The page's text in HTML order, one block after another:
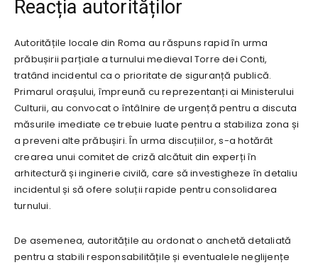
Reacția autorităților
Autoritățile locale din Roma au răspuns rapid în urma
prăbușirii parțiale a turnului medieval Torre dei Conti,
tratând incidentul ca o prioritate de siguranță publică.
Primarul orașului, împreună cu reprezentanți ai Ministerului
Culturii, au convocat o întâlnire de urgență pentru a discuta
măsurile imediate ce trebuie luate pentru a stabiliza zona și
a preveni alte prăbușiri. În urma discuțiilor, s-a hotărât
crearea unui comitet de criză alcătuit din experți în
arhitectură și inginerie civilă, care să investigheze în detaliu
incidentul și să ofere soluții rapide pentru consolidarea
turnului.
De asemenea, autoritățile au ordonat o anchetă detaliată
pentru a stabili responsabilitățile și eventualele neglijențe